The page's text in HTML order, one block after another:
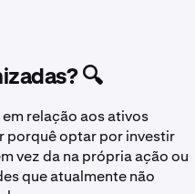
🔍
relação aos ativos
porquê optar por investir
vez da na própria ação ou
que atualmente não